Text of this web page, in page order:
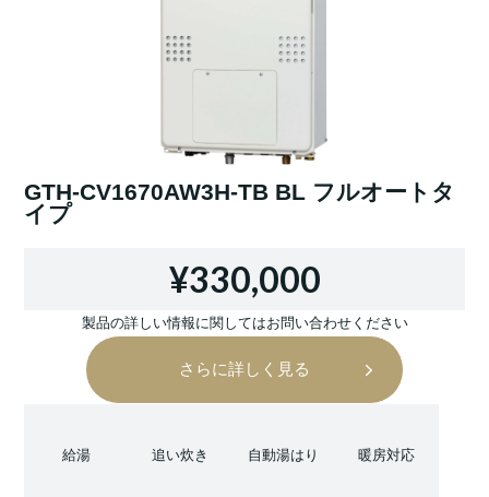
GTH-CV1670AW3H-TB BL フルオートタ
イプ
¥330,000
製品の詳しい情報に関してはお問い合わせください
さらに詳しく見る
給湯 追い炊き 自動湯はり 暖房対応